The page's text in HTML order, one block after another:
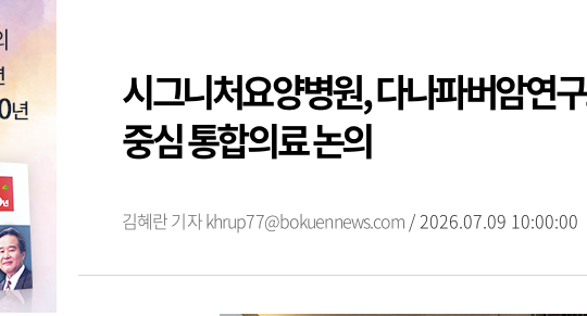
시그니처요양병원, 다나파버암연
중심 통합의료 논의
김혜란 기자khrup77@bokuennews.com / 2026.07.09 10:00:00